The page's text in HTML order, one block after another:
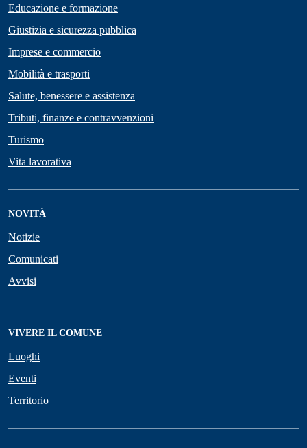
Educazione e formazione
Giustizia e sicurezza pubblica
Imprese e commercio
Mobilità e trasporti
Salute, benessere e assistenza
Tributi, finanze e contravvenzioni
Turismo
Vita lavorativa
NOVITÀ
Notizie
Comunicati
Avvisi
VIVERE IL COMUNE
Luoghi
Eventi
Territorio